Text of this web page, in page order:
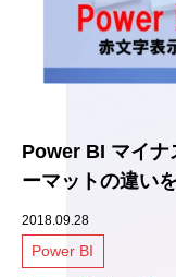
Power BI マイ
ーマットの違い
2018.09.28
Power BI